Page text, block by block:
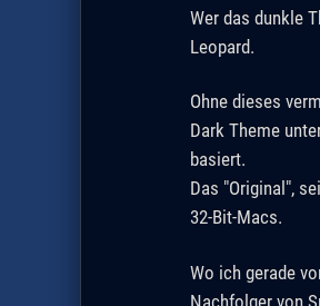
Wer das dunkle
Leopard.
Ohne dieses
Dark Theme
basiert.
Das "Original",
32-Bit-Macs.
Wo ich gerade
Nachfolger von